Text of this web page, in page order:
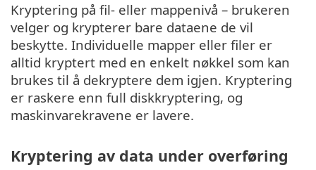
Kryptering på fil- eller mappenivå – brukeren
velger og krypterer bare dataene de vil
beskytte. Individuelle mapper eller filer er
alltid kryptert med en enkelt nøkkel som kan
brukes til å dekryptere dem igjen. Kryptering
er raskere enn full diskkryptering, og
maskinvarekravene er lavere.
Kryptering av data under overføring